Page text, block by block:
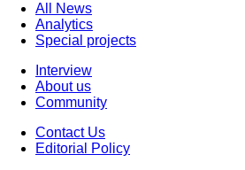
All News
Analytics
Special projects
Interview
About us
Community
Contact Us
Editorial Policy